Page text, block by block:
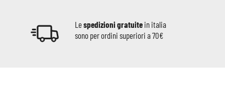
Lespedizioni gratuite in italia
sono per ordini superiori a 70€